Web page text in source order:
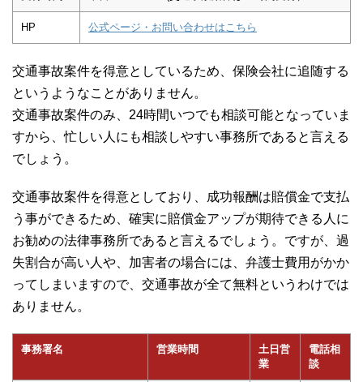
HP 公式ページ・お問い合わせはこちら
交通事故案件を得意としているため、保険会社に追随する
というようなことがありません。
交通事故案件のみ、24時間いつでも相談可能となっていま
すから、忙しい人にも相談しやすい事務所であると言える
でしょう。
交通事故案件を得意としており、成功報酬は賠償金で支払
う事ができるため、確実に賠償金アップが期待できる人に
お勧めの法律事務所であると言えるでしょう。ですが、過
失割合が高い人や、加害者の場合には、弁護士費用がかか
ってしまいますので、交通事故が全て無料というわけでは
ありません。
事務署名 営業時間
土日営
業
電話相
談